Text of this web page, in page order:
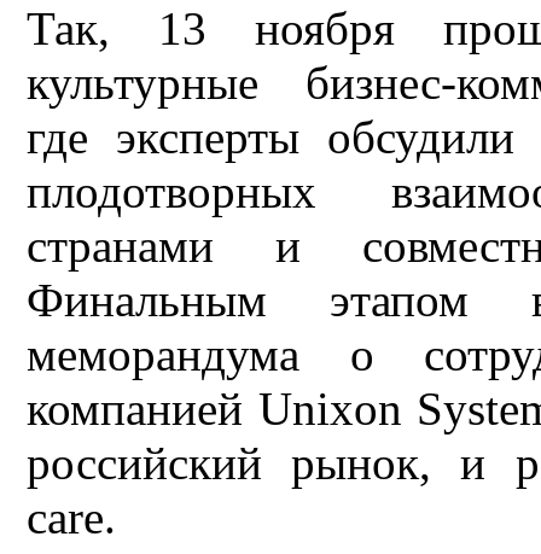
Так, 13 ноября
культурные бизнес-
где эксперты
плодотворных
странами и
Финальным этапом
меморандума о
компанией Unixon
российский рынок, и
care.